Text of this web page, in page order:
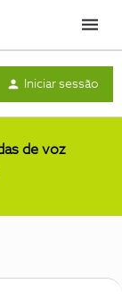
Menu
Iniciar sessão
de voz